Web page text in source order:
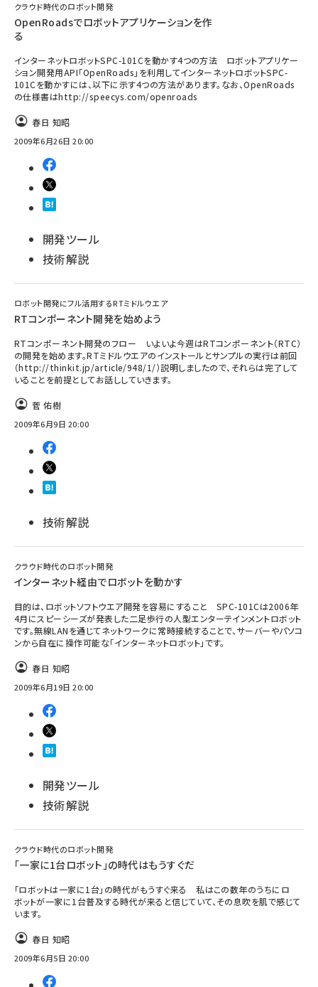
クラウド時代のロボット開発
OpenRoadsでロボットアプリケーションを作
る
インターネットロボットSPC-101Cを動かす4つの方法 ロボットアプリケー
ション開発用API「OpenRoads」を利用してインターネットロボットSPC-
101Cを動かすには、以下に示す4つの方法があります。なお、OpenRoads
の仕様書はhttp://speecys.com/openroads
春日 知昭
2009年6月26日 20:00
開発ツール
技術解説
ロボット開発にフル活用するRTミドルウエア
RTコンポーネント開発を始めよう
RTコンポーネント開発のフロー いよいよ今週はRTコンポーネント（RTC）
の開発を始めます。RTミドルウエアのインストールとサンプルの実行は前回
（http://thinkit.jp/article/948/1/）説明しましたので、それらは完了して
いることを前提としてお話ししていきます。
菅 佑樹
2009年6月9日 20:00
技術解説
クラウド時代のロボット開発
インターネット経由でロボットを動かす
目的は、ロボットソフトウエア開発を容易にすること SPC-101Cは2006年
4月にスピーシーズが発表した二足歩行の人型エンターテインメントロボット
です。無線LANを通じてネットワークに常時接続することで、サーバーやパソコ
ンから自在に操作可能な「インターネットロボット」です。
春日 知昭
2009年6月19日 20:00
開発ツール
技術解説
クラウド時代のロボット開発
「一家に1台ロボット」の時代はもうすぐだ
「ロボットは一家に1台」の時代がもうすぐ来る 私はこの数年のうちにロ
ボットが一家に1台普及する時代が来ると信じていて、その息吹を肌で感じて
います。
春日 知昭
2009年6月5日 20:00